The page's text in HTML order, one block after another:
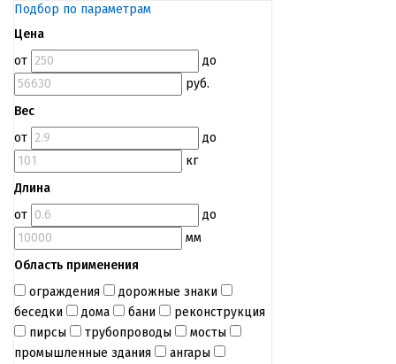
Подбор по параметрам
Цена
от
до
руб.
Вес
от
до
кг
Длина
от
до
мм
Область применения
ограждения
дорожные знаки
беседки
дома бани
реконструкция
пирсы
трубопроводы
мосты
промышленные здания
ангары